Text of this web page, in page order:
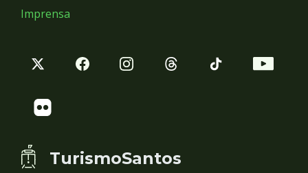
Imprensa
TurismoSantos